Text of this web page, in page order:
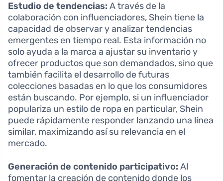
Estudio de tendencias: A través de la
colaboración con influenciadores, Shein tiene la
capacidad de observar y analizar tendencias
emergentes en tiempo real. Esta información no
solo ayuda a la marca a ajustar su inventario y
ofrecer productos que son demandados, sino que
también facilita el desarrollo de futuras
colecciones basadas en lo que los consumidores
están buscando. Por ejemplo, si un influenciador
populariza un estilo de ropa en particular, Shein
puede rápidamente responder lanzando una línea
similar, maximizando así su relevancia en el
mercado.
Generación de contenido participativo: Al
fomentar la creación de contenido donde los